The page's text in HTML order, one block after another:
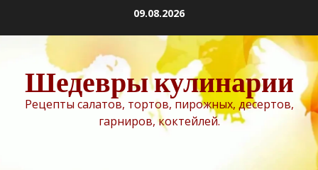
содержимому
09.08.2026
Шедевры кулинарии
Рецепты салатов, тортов, пирожных, десертов,
гарниров, коктейлей.